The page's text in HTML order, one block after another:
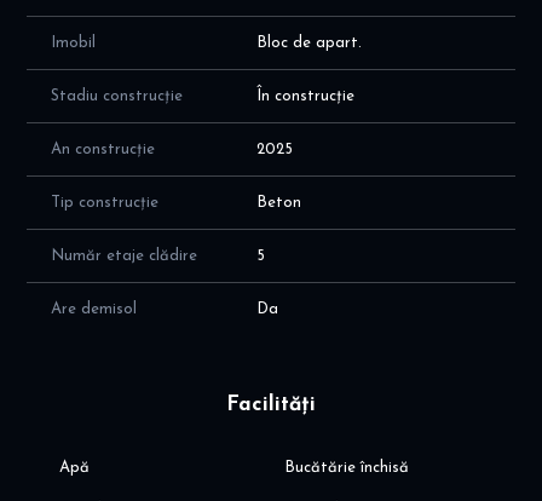
Imobil Bloc de apart.
Stadiu construcție În construcție
An construcție 2025
Tip construcție Beton
Număr etaje clădire 5
Are demisol Da
Facilități
Apă Bucătărie închisă